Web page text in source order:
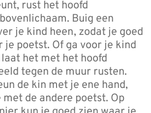
rust het hoofd
Buig een
je kind heen, zodat je goed
je poetst. Of ga voor je kind
het met het hoofd
tegen de muur rusten.
de kin met je ene hand,
de andere poetst. Op